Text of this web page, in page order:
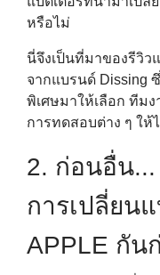
หรือไม่
นี่จึงเป็นที่มาของรีวิว
จากแบรนด์ Dissing
พิเศษมาให้เลือก ทีม
การทดสอบต่าง ๆ ให้
2. ก่อนอื่น..​.
การเปลี่ยน
APPLE กัน